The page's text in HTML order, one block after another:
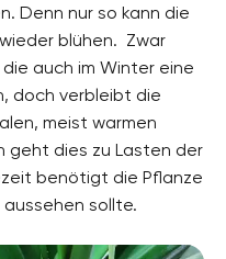
Denn nur so kann die
blühen. Zwar
auch im Winter eine
doch verbleibt die
meist warmen
geht dies zu Lasten der
benötigt die Pflanze
sollte.